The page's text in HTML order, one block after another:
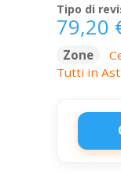
Tipo di
79,20
Zone
Tutti in
CENTRO